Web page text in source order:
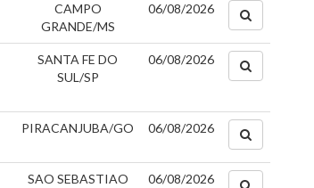
CAMPO
GRANDE/MS
06/08/2026
SANTA FE DO
SUL/SP
06/08/2026
PIRACANJUBA/GO 06/08/2026
SAO SEBASTIAO
06/08/2026